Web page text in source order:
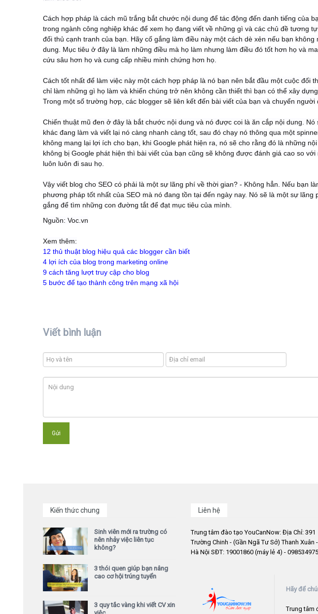
Cách hợp pháp là cách mũ trắng bắt chước nội dung để tác động đến danh tiếng của
trong ngành công nghiệp khác để xem họ đang viết về những gì và các chủ đề tương
đối thủ cạnh tranh của bạn. Hãy cố gắng làm điều này một cách dè xẻn nếu bạn
dung. Mục tiêu ở đây là làm những điều mà họ làm nhưng làm điều đó tốt hơn họ và
cứu sâu hơn họ và cung cấp nhiều minh chứng hơn họ.
Cách tốt nhất để làm việc này một cách hợp pháp là nó bạn nên bắt đầu một cuộc đối
chỉ làm những gì họ làm và khiến chúng trở nên không cần thiết thì bạn có thể xây
Trong một số trường hợp, các blogger sẽ liên kết đến bài viết của bạn và chuyển người
Chiến thuật mũ đen ở đây là bắt chước nội dung và nó được coi là ăn cắp nội dung.
khác đang làm và viết lại nó càng nhanh càng tốt, sau đó chạy nó thông qua một
không mang lại lợi ích cho bạn, khi Google phát hiện ra, nó sẽ cho rằng đó là những
không bị Google phát hiện thì bài viết của bạn cũng sẽ không được đánh giá cao so
luôn luôn đi sau họ.
Vậy viết blog cho SEO có phải là một sự lãng phí về thời gian? - Không hẳn. Nếu bạn
phương pháp tốt nhất của SEO mà nó đang tồn tại đến ngày nay. Nó sẽ là một sự lãng
gắng để tìm những con đường tắt để đạt mục tiêu của mình.
Nguồn: Voc.vn
Xem thêm:
12 thủ thuật blog hiệu quả các blogger cần biết
4 lợi ích của blog trong marketing online
9 cách tăng lượt truy cập cho blog
5 bước để tạo thành công trên mạng xã hội
Viết bình luận
Kiến thức chung
Sinh viên mới ra trường có
nên nhảy việc liên tục
không?
3 thói quen giúp bạn nâng
cao cơ hội trúng tuyển
3 quy tắc vàng khi viết CV xin
Liên hệ
Trung tâm đào tạo YouCanNow: Địa Chỉ: 391
Trường Chinh - (Gần Ngã Tư Sở) Thanh Xuân -
Hà Nội SĐT: 19001860 (máy lẻ 4) -
Hãy để
Trung tâm